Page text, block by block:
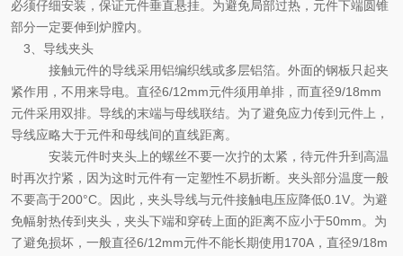
必须仔细安装，保证元件垂直悬挂。为避免局部过热，元件下端圆锥
部分一定要伸到炉膛内。
3 、导线夹头
接触元件的导线采用铝编织线或多层铝箔。外面的钢板只起夹
紧作用，不用来导电。直径6/12mm元件须用单排，而直径9/18mm
元件采用双排。导线的末端与母线联结。为了避免应力传到元件上，
导线应略大于元件和母线间的直线距离。
安装元件时夹头上的螺丝不要一次拧的太紧，待元件升到高温
时再次拧紧，因为这时元件有一定塑性不易折断。夹头部分温度一般
不要高于200°C。因此，夹头导线与元件接触电压应降低0.1V。为避
免幅射热传到夹头，夹头下端和穿砖上面的距离不应小于50mm。为
了避免损坏，一般直径6/12mm元件不能长期使用170A ，直径9/18m